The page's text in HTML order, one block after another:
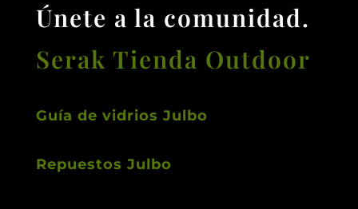
Únete a la comunidad.
Serak Tienda Outdoor
Guía de vidrios Julbo
Repuestos Julbo